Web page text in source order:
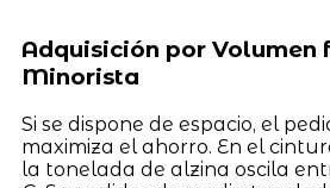
Adquisición por Volumen
Minorista
Si se dispone de espacio, el
maximiza el ahorro. En el
la tonelada de alzina oscila